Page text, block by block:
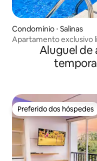
Condomínio ⋅ Salinas
Apartamento exclusivo
Aluguel de
Preferido dos hóspedes
Preferido dos hóspedes